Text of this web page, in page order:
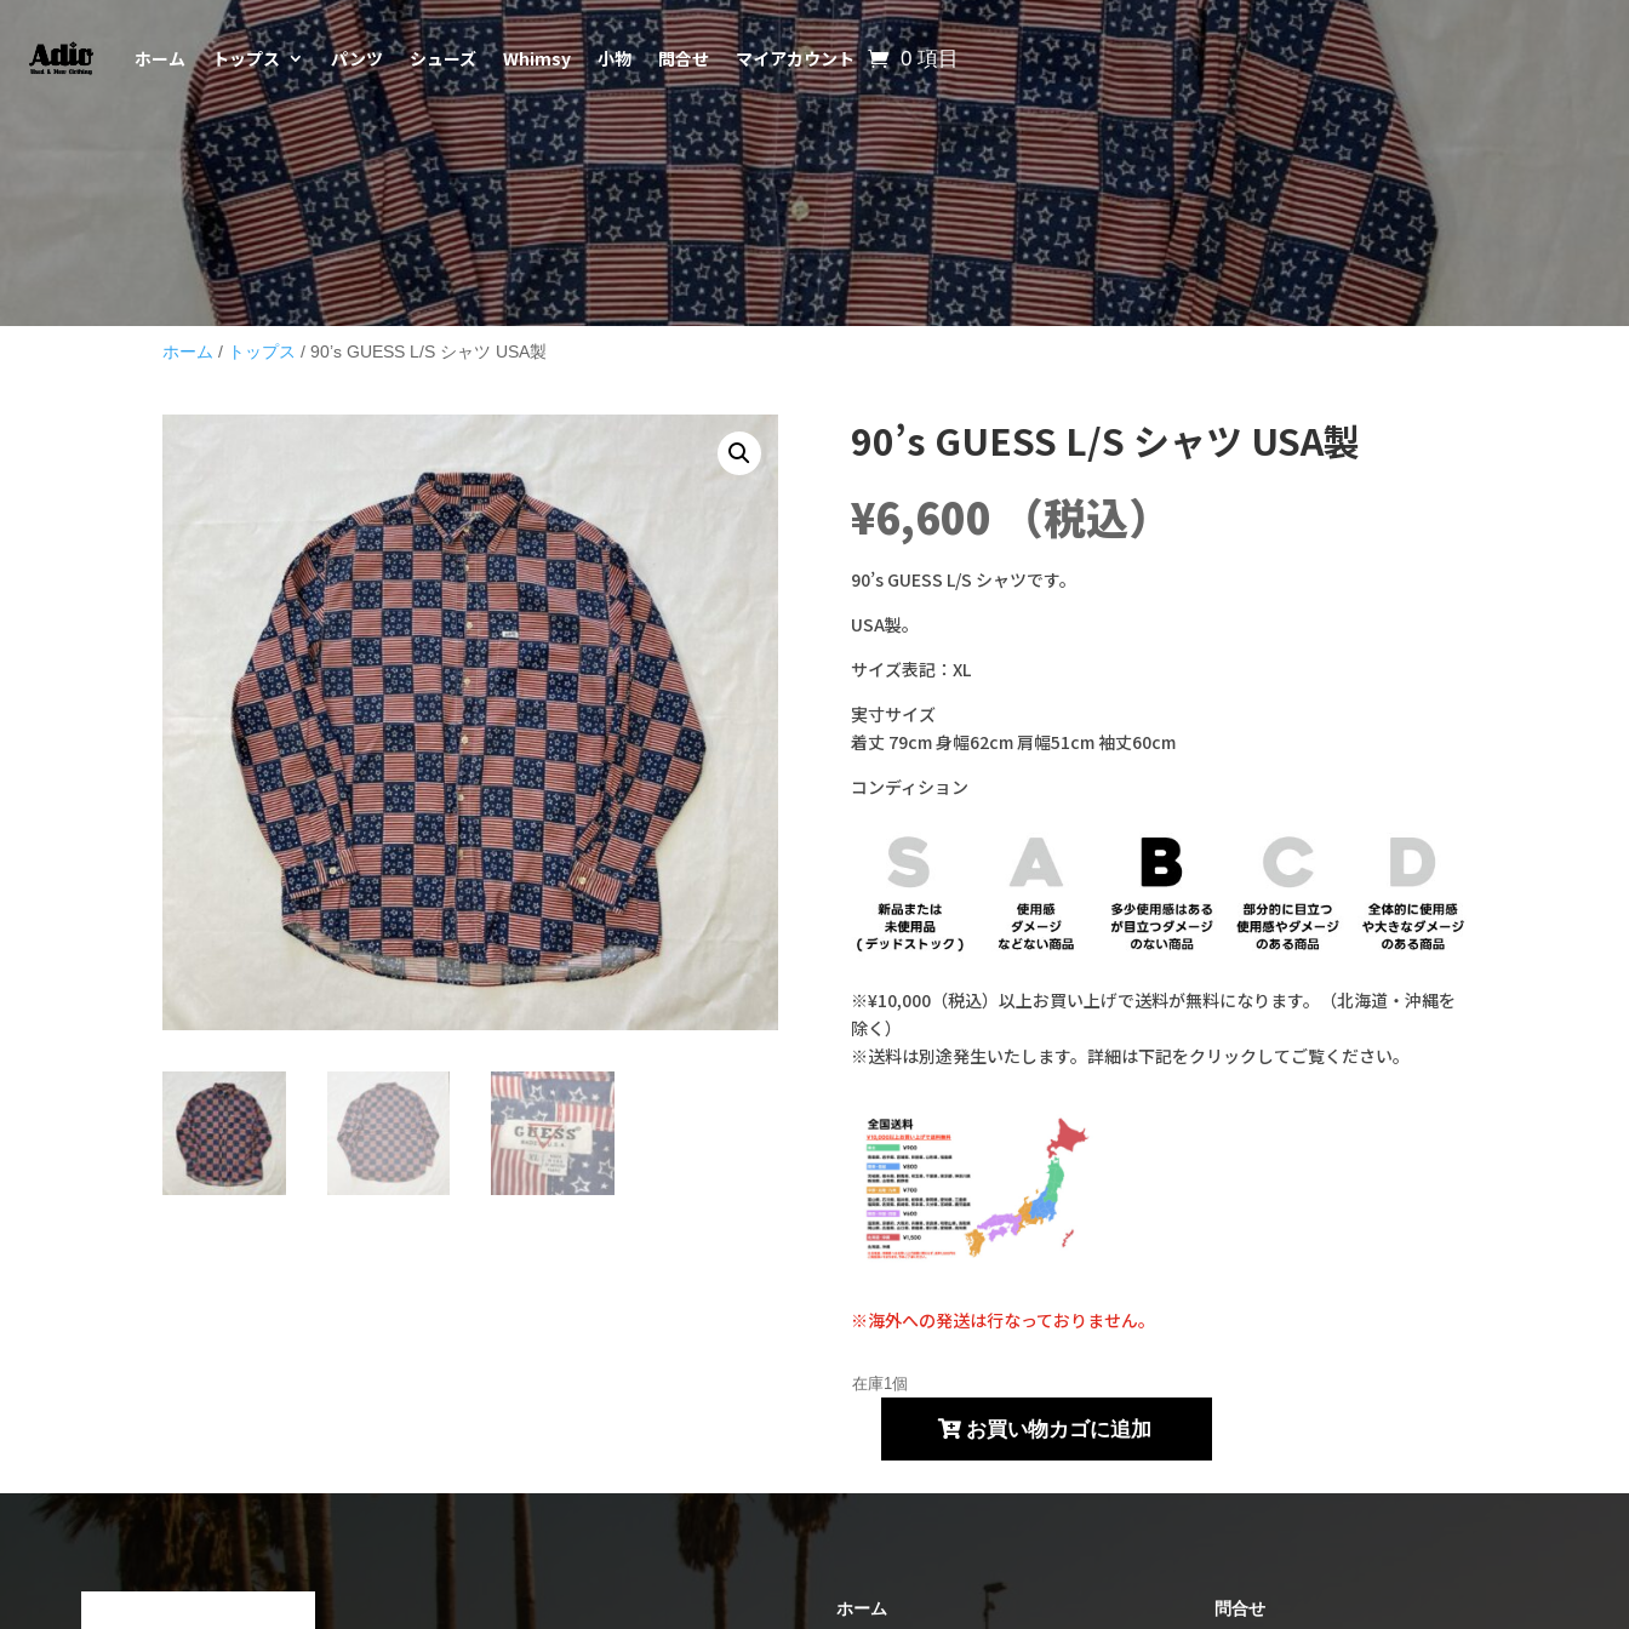
ホーム トップス パンツ シューズ Whimsy 小物 問合せ マイアカウント 0 項目
ホーム / トップス / 90’s GUESS L/S シャツ USA製
90’s GUESS L/S シャツ USA製
¥6,600 （税込）
90’s GUESS L/S シャツです。
USA製。
サイズ表記：XL
実寸サイズ
着丈 79cm 身幅62cm 肩幅51cm 袖丈60cm
コンディション
※¥10,000（税込）以上お買い上げで送料が無料になります。（北海道・沖縄を
除く）
※送料は別途発生いたします。詳細は下記をクリックしてご覧ください。
※海外への発送は行なっておりません。
在庫1個
L/S
USA
お買い物カゴに追加
ホーム 問合せ